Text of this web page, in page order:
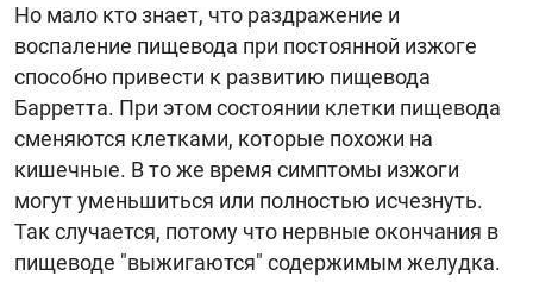
Но мало кто знает, что раздражение и
воспаление пищевода при постоянной изжоге
способно привести к развитию пищевода
Барретта. При этом состоянии клетки пищевода
сменяются клетками, которые похожи на
кишечные. В то же время симптомы изжоги
могут уменьшиться или полностью исчезнуть.
Так случается, потому что нервные окончания в
пищеводе "выжигаются" содержимым желудка.